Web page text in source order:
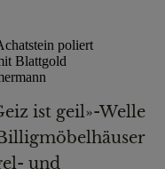
poliert
Blattgold
ist geil»-Welle
und